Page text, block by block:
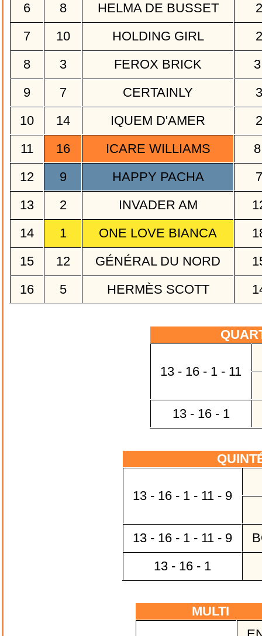
6
8 HELMA DE BUSSET
7
10 HOLDING GIRL
8
3 FEROX BRICK
9
7 CERTAINLY
10
14 IQUEM D'AMER
11
16 ICARE WILLIAMS
12
9 HAPPY PACHA
13
2 INVADER AM
14
1 ONE LOVE BIANCA
15
12 GÉNÉRAL DU NORD
16
5 HERMÈS SCOTT
13 - 16 - 1 - 11
13 - 16 - 1
13 - 16 - 1 - 11 - 9
13 - 16 - 1 - 11 - 9
13 - 16 - 1
MULTI